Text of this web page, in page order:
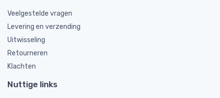
Veelgestelde vragen
Levering en verzending
Uitwisseling
Retourneren
Klachten
Nuttige links